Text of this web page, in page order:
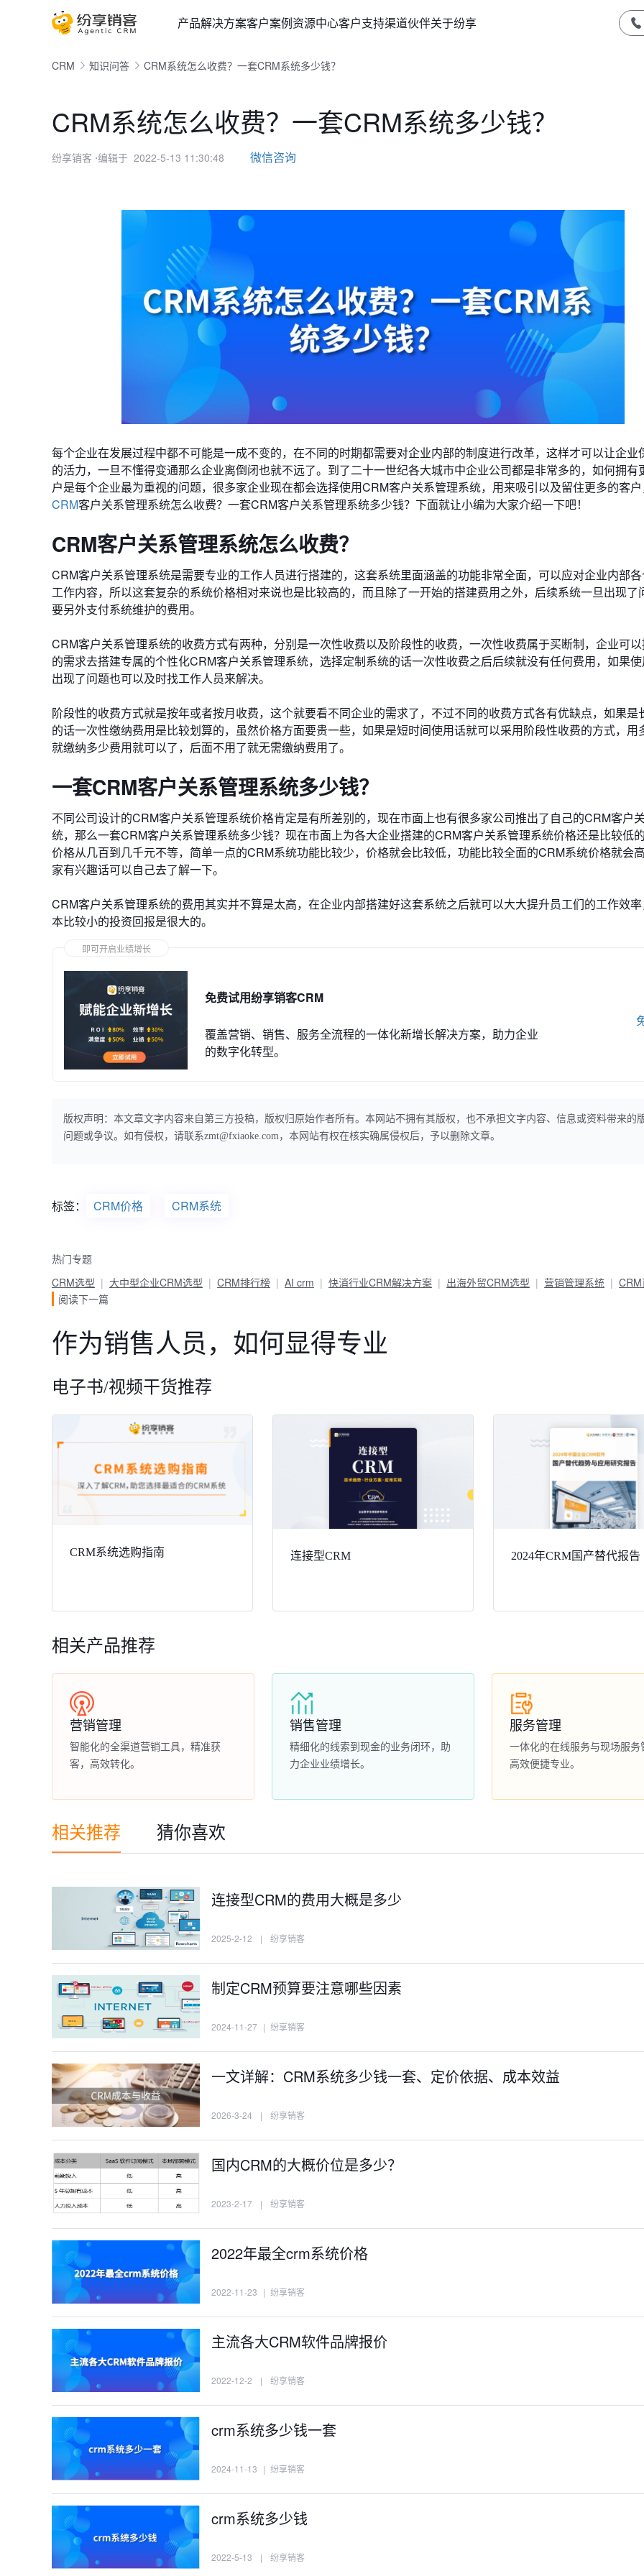
产品解决方案客户案例资源中心客户支持渠道伙伴关于纷享
CRM 知识问答 CRM系统怎么收费？一套CRM系统多少钱？
CRM系统怎么收费？一套CRM系统多少钱？
纷享销客 ⋅编辑于 2022-5-13 11:30:48 微信咨询
每个企业在发展过程中都不可能是一成不变的，在不同的时期都需要对企业内部的制度进行改革，这样才可以让企业
的活力，一旦不懂得变通那么企业离倒闭也就不远了。到了二十一世纪各大城市中企业公司都是非常多的，如何拥有
户是每个企业最为重视的问题，很多家企业现在都会选择使用CRM客户关系管理系统，用来吸引以及留住更多的客
CRM客户关系管理系统怎么收费？一套CRM客户关系管理系统多少钱？下面就让小编为大家介绍一下吧！
CRM客户关系管理系统怎么收费？
CRM客户关系管理系统是需要专业的工作人员进行搭建的，这套系统里面涵盖的功能非常全面，可以应对企业内部
工作内容，所以这套复杂的系统价格相对来说也是比较高的，而且除了一开始的搭建费用之外，后续系统一旦出现了
要另外支付系统维护的费用。
CRM客户关系管理系统的收费方式有两种，分别是一次性收费以及阶段性的收费，一次性收费属于买断制，企业可
的需求去搭建专属的个性化CRM客户关系管理系统，选择定制系统的话一次性收费之后后续就没有任何费用，如果
出现了问题也可以及时找工作人员来解决。
阶段性的收费方式就是按年或者按月收费，这个就要看不同企业的需求了，不过不同的收费方式各有优缺点，如果是
的话一次性缴纳费用是比较划算的，虽然价格方面要贵一些，如果是短时间使用话就可以采用阶段性收费的方式，用
就缴纳多少费用就可以了，后面不用了就无需缴纳费用了。
一套CRM客户关系管理系统多少钱？
不同公司设计的CRM客户关系管理系统价格肯定是有所差别的，现在市面上也有很多家公司推出了自己的CRM客户
统，那么一套CRM客户关系管理系统多少钱？现在市面上为各大企业搭建的CRM客户关系管理系统价格还是比较低
价格从几百到几千元不等，简单一点的CRM系统功能比较少，价格就会比较低，功能比较全面的CRM系统价格就会
家有兴趣话可以自己去了解一下。
CRM客户关系管理系统的费用其实并不算是太高，在企业内部搭建好这套系统之后就可以大大提升员工们的工作效
本比较小的投资回报是很大的。
即可开启业绩增长
免费试用纷享销客CRM
覆盖营销、销售、服务全流程的一体化新增长解决方案，助力企业
的数字化转型。
版权声明：本文章文字内容来自第三方投稿，版权归原始作者所有。本网站不拥有其版权，也不承担文字内容、信息或资料带来的
问题或争议。如有侵权，请联系zmt@fxiaoke.com，本网站有权在核实确属侵权后，予以删除文章。
标签： CRM价格 CRM系统
热门专题
CRM选型
大中型企业CRM选型 CRM排行榜 AI crm 快消行业CRM解决方案 出海外贸CRM选型 营销管理系统
阅读下一篇
作为销售人员，如何显得专业
电子书/视频干货推荐
CRM系统选购指南 连接型CRM 2024年CRM国产替代报告
相关产品推荐
营销管理
智能化的全渠道营销工具，精准获
客，高效转化。
销售管理
精细化的线索到现金的业务闭环，助
力企业业绩增长。
服务管理
一体化的在线服务与现场服务
高效便捷专业。
相关推荐 猜你喜欢
连接型CRM的费用大概是多少
2025-2-12 | 纷享销客
制定CRM预算要注意哪些因素
2024-11-27 | 纷享销客
一文详解：CRM系统多少钱一套、定价依据、成本效益
2026-3-24 | 纷享销客
国内CRM的大概价位是多少？
2023-2-17 | 纷享销客
2022年最全crm系统价格
2022-11-23 | 纷享销客
主流各大CRM软件品牌报价
2022-12-2 | 纷享销客
crm系统多少钱一套
2024-11-13 | 纷享销客
crm系统多少钱
2022-5-13 | 纷享销客